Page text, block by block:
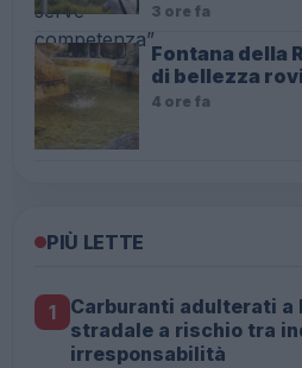
3 ore fa
Fontana della
di bellezza
4 ore fa
PIÙ LETTE
1
Carburanti adulterati a
stradale a rischio tra
irresponsabilità